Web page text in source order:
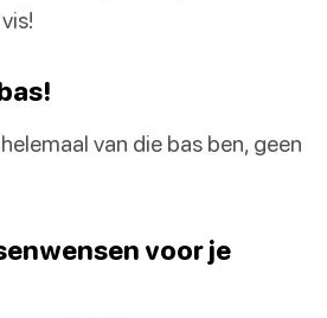
van die bas ben, geen
voor je